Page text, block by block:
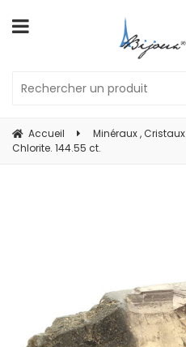
Accueil Minéraux , Cristaux
Chlorite. 144.55 ct.